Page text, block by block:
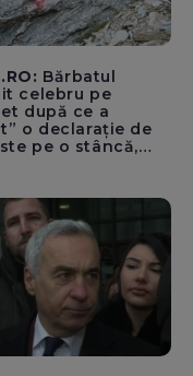
Bărbatul
celebru pe
după ce a
o declarație de
pe o stâncă,
a fost
El are 55 de
este din București